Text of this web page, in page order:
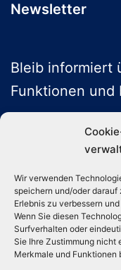
Wir verwenden
speichern und/oder darauf
Erlebnis zu verbessern
Wenn Sie diesen
Surfverhalten oder
Sie Ihre Zustimmung nicht
Merkmale und
Newsletter
Bleib informiert
Funktionen und
ABONNIEREN
Folge uns auf